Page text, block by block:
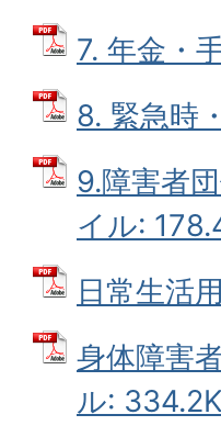
7. 年金・
8. 緊急時
9.障害者
イル:
日常生活
身体障害
ル: